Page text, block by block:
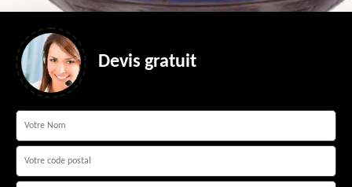
Devis gratuit